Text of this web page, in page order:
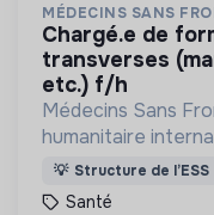
MÉDECINS SANS
chargé.e de formation terrain - sujets
transverses
etc.) f/h
Médecins Sans
humanitaire
médicale à des
menacée.
💡 Structure de l’ESS
Santé